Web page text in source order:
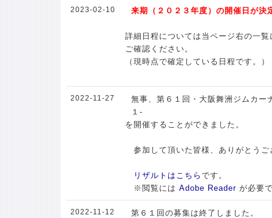
2023-02-10 来期（２０２３年度）の開催日が決
詳細日程については当ページ右の一覧
ご確認ください。
（現時点で確定している日程です。）
2022-11-27
無事、第６１回・大阪舞洲ジムカー
１-
を開催することができました。
参加して頂いた皆様、ありがとうご
リザルトはこちら です。
※閲覧には Adobe Reader が必要
2022-11-12 第６１回の募集は終了しました。